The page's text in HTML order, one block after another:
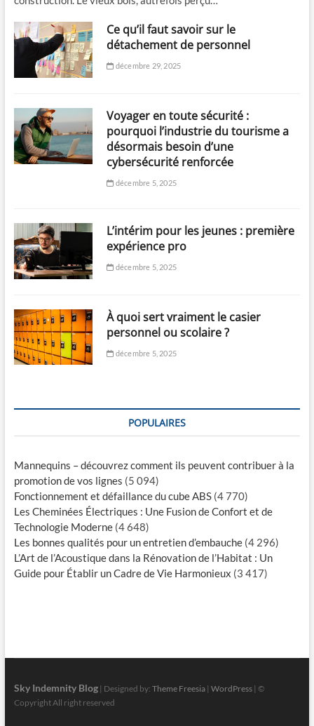
Ce qu’il faut savoir sur le
détachement de personnel
décembre 29, 2025
Voyager en toute sécurité :
pourquoi l’industrie du tourisme a
désormais besoin d’une
cybersécurité renforcée
décembre 5, 2025
L’intérim pour les jeunes : première
expérience pro
décembre 5, 2025
À quoi sert vraiment le casier
personnel ou scolaire ?
décembre 5, 2025
POPULAIRES
Mannequins – découvrez comment ils peuvent contribuer à la
promotion de vos lignes (5 094)
Fonctionnement et défaillance du cube ABS (4 770)
Les Cheminées Électriques : Une Fusion de Confort et de
Technologie Moderne (4 648)
Les bonnes qualités pour un entretien d’embauche (4 296)
L’Art de l’Acoustique dans la Rénovation de l’Habitat : Un
Guide pour Établir un Cadre de Vie Harmonieux (3 417)
Sky Indemnity Blog| Designed by: Theme Freesia| WordPress| ©
Copyright All right reserved